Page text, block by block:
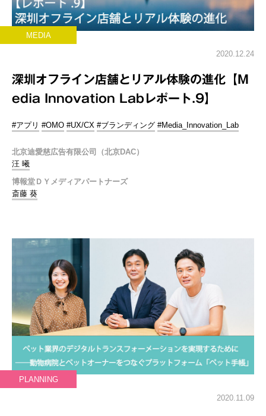
MEDIA
2020.12.24
深圳オフライン店舗とリアル体験の進化【M
edia Innovation Labレポート.9】
#アプリ #OMO #UX/CX #ブランディング #Media_Innovation_Lab
北京迪愛慈広告有限公司（北京DAC）
汪 曦
博報堂ＤＹメディアパートナーズ
斎藤 葵
PLANNING
2020.11.09